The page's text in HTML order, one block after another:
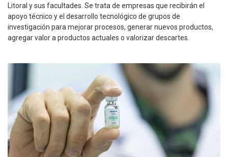
Litoral y sus facultades. Se trata de empresas que recibirán el
apoyo técnico y el desarrollo tecnológico de grupos de
investigación para mejorar procesos, generar nuevos productos,
agregar valor a productos actuales o valorizar descartes.